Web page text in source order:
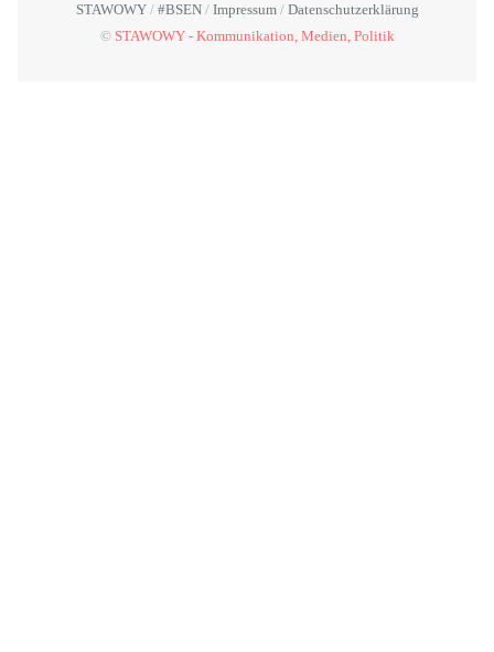
STAWOWY #BSEN Impressum
Datenschutzerklärung
© STAWOWY - Kommunikation, Medien, Politik